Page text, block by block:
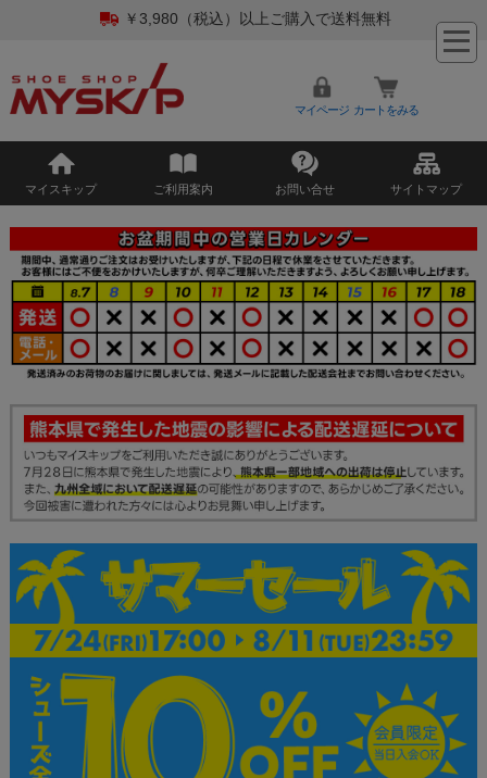
￥3,980（税込）以上ご購入で送料無料
マイページ カートをみる
マイスキップ ご利用案内 お問い合せ サイトマップ